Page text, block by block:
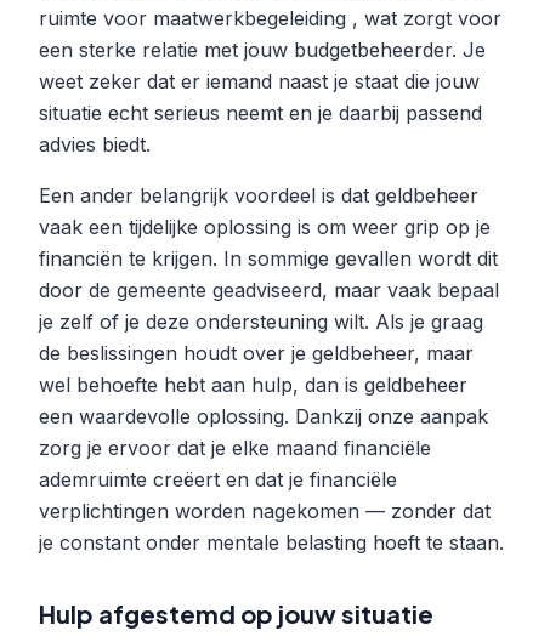
ruimte voor maatwerkbegeleiding , wat zorgt voor
een sterke relatie met jouw budgetbeheerder. Je
weet zeker dat er iemand naast je staat die jouw
situatie echt serieus neemt en je daarbij passend
advies biedt.
Een ander belangrijk voordeel is dat geldbeheer
vaak een tijdelijke oplossing is om weer grip op je
financiën te krijgen. In sommige gevallen wordt dit
door de gemeente geadviseerd, maar vaak bepaal
je zelf of je deze ondersteuning wilt. Als je graag
de beslissingen houdt over je geldbeheer, maar
wel behoefte hebt aan hulp, dan is geldbeheer
een waardevolle oplossing. Dankzij onze aanpak
zorg je ervoor dat je elke maand financiële
ademruimte creëert en dat je financiële
verplichtingen worden nagekomen — zonder dat
je constant onder mentale belasting hoeft te staan.
Hulp afgestemd op jouw situatie